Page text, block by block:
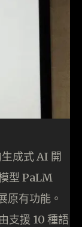
成式 AI 開
型 PaLM
原有功能。
支援 10 種語